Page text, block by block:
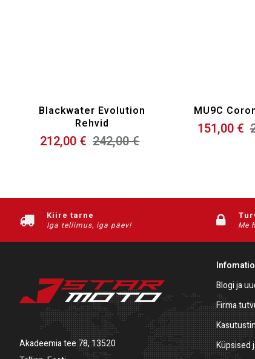
Blackwater Evolution
Rehvid
212,00 € 242,00 €
MU9C
151,00 €
Kiire tarne
Iga tellimus, iga päev! Me
Akadeemia tee 78, 13520
Blogi ja
Firma
Küpsised